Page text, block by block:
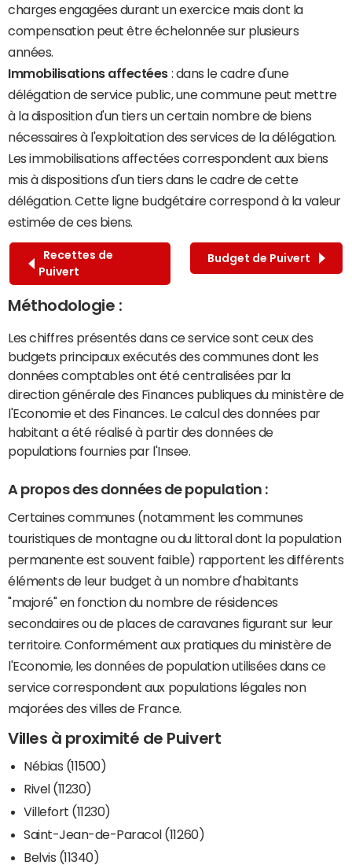
charges engagées durant un exercice mais dont la
compensation peut être échelonnée sur plusieurs
années.
Immobilisations affectées : dans le cadre d'une
délégation de service public, une commune peut mettre
à la disposition d'un tiers un certain nombre de biens
nécessaires à l'exploitation des services de la délégation.
Les immobilisations affectées correspondent aux biens
mis à dispositions d'un tiers dans le cadre de cette
délégation. Cette ligne budgétaire correspond à la valeur
estimée de ces biens.
Recettes de
Puivert
Budget de Puivert
Méthodologie :
Les chiffres présentés dans ce service sont ceux des
budgets principaux exécutés des communes dont les
données comptables ont été centralisées par la
direction générale des Finances publiques du ministère de
l'Economie et des Finances. Le calcul des données par
habitant a été réalisé à partir des données de
populations fournies par l'Insee.
A propos des données de population :
Certaines communes (notamment les communes
touristiques de montagne ou du littoral dont la population
permanente est souvent faible) rapportent les différents
éléments de leur budget à un nombre d'habitants
"majoré" en fonction du nombre de résidences
secondaires ou de places de caravanes figurant sur leur
territoire. Conformément aux pratiques du ministère de
l'Economie, les données de population utilisées dans ce
service correspondent aux populations légales non
majorées des villes de France.
Villes à proximité de Puivert
Nébias (11500)
Rivel (11230)
Villefort (11230)
Saint-Jean-de-Paracol (11260)
Belvis (11340)